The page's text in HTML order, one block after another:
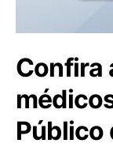
Confira
Público